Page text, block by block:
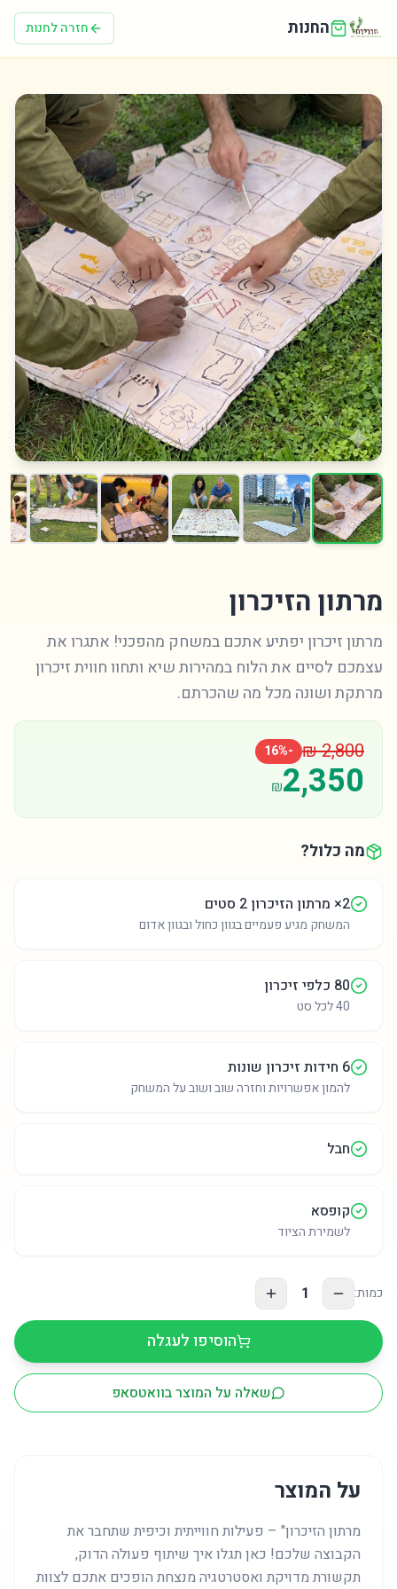
החנות חזרה לחנות
מרתון הזיכרון
מרתון זיכרון יפתיע אתכם במשחק מהפכני! אתגרו את
עצמכם לסיים את הלוח במהירות שיא ותחוו חווית זיכרון
מרתקת ושונה מכל מה שהכרתם.
2,800
₪
-
16%
2,350
₪
מה כלול?
2× מרתון הזיכרון 2 סטים
המשחק מגיע פעמיים בגוון כחול ובגוון אדום
80 כלפי זיכרון
40 לכל סט
6 חידות זיכרון שונות
להמון אפשרויות וחזרה שוב ושוב על המשחק
חבל
קופסא
לשמירת הציוד
כמות: 1
הוסיפו לעגלה
שאלה על המוצר בוואטסאפ
על המוצר
מרתון הזיכרון" – פעילות חווייתית וכיפית שתחבר את
הקבוצה שלכם! כאן תגלו איך שיתוף פעולה הדוק,
תקשורת מדויקת ואסטרטגיה מנצחת הופכים אתכם לצוות